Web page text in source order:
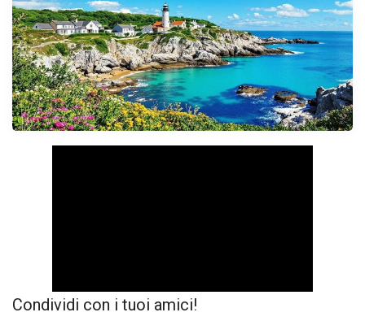
Condividi con i tuoi amici!